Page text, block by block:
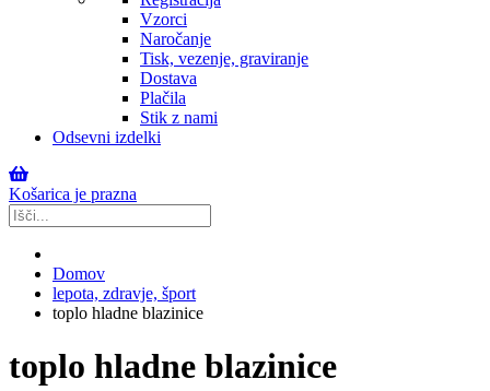
Vzorci
Naročanje
Tisk, vezenje, graviranje
Dostava
Plačila
Stik z nami
Odsevni izdelki
Košarica je prazna
Domov
lepota, zdravje, šport
toplo hladne blazinice
toplo hladne blazinice